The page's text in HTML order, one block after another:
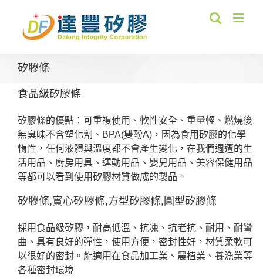
content
矽膠條
食品級矽膠條
矽膠條的優點：可重複使用、軟性安全、重量輕、燃燒後
無臭味不含塑化劑、BPA(雙酚A)，因為食用矽膠的化學
惰性，任何液體與溫度都不會產生變化，在我們週遭的生
活用品、廚房用具、運動用品、嬰兒用品、美容保健用品
等都可以看到使用矽膠材質做成的製品。
矽膠條,實心矽膠條,方型矽膠條,圓型矽膠條
採用食品級矽膠，耐高低溫、抗凍、抗老抗、耐用、耐彎
曲、具有良好的彈性，使用方便，密封性好，材質柔軟可
以很好的密封。能適用在食品加工業、農植業、養漁業等
各種密封環境